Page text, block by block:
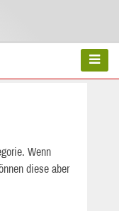
Wenn
diese aber